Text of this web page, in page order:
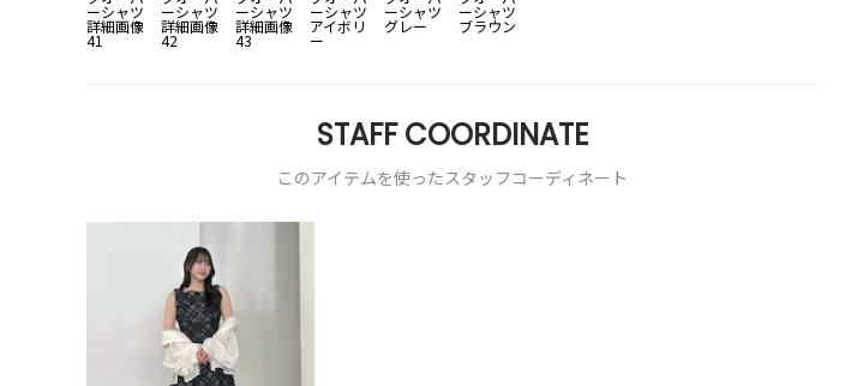
STAFF COORDINATE
このアイテムを使ったスタッフコーディネート